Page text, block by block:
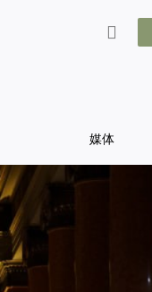
媒体